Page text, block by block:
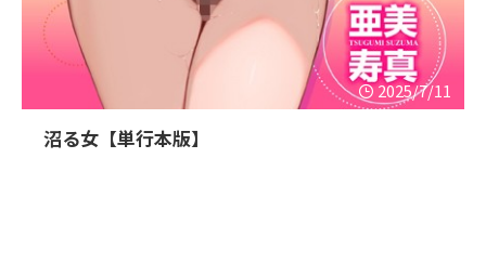
2025/7/11
沼る女【単行本版】